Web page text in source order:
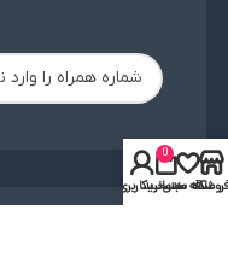
دریافت اپلیکیشن
فروشگاه
علاقه مندی
0
سبد خرید
حساب کاربری من